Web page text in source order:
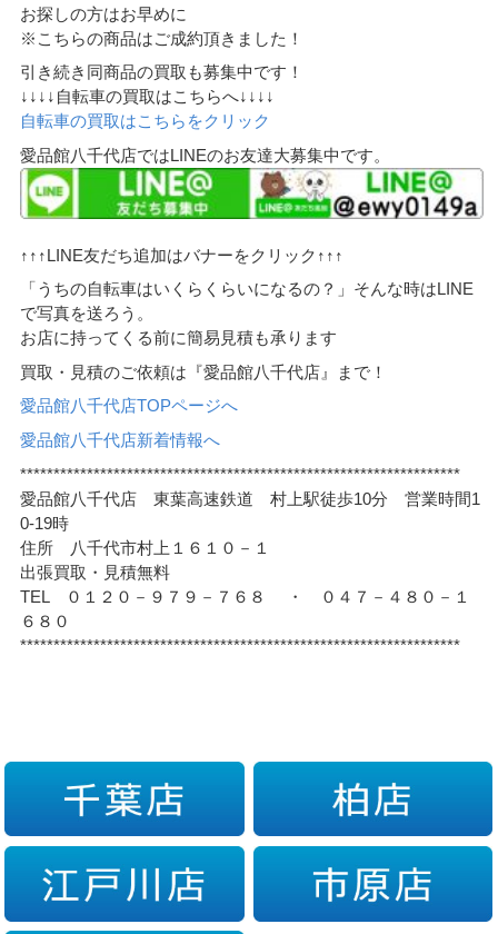
お探しの方はお早めに
※こちらの商品はご成約頂きました！
引き続き同商品の買取も募集中です！
↓↓↓↓自転車の買取はこちらへ↓↓↓↓
自転車の買取はこちらをクリック
愛品館八千代店ではLINEのお友達大募集中です。
↑↑↑LINE友だち追加はバナーをクリック↑↑↑
「うちの自転車はいくらくらいになるの？」そんな時はLINE
で写真を送ろう。
お店に持ってくる前に簡易見積も承ります
買取・見積のご依頼は『愛品館八千代店』まで！
愛品館八千代店TOPページへ
愛品館八千代店新着情報へ
******************************************************************
愛品館八千代店 東葉高速鉄道 村上駅徒歩10分 営業時間1
0-19時
住所 八千代市村上１６１０－１
出張買取・見積無料
TEL ０１２０－９７９－７６８ ・ ０４７－４８０－１
６８０
******************************************************************